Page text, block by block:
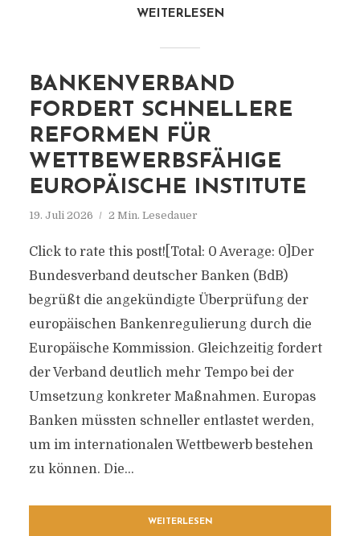
WEITERLESEN
BANKENVERBAND
FORDERT SCHNELLERE
REFORMEN FÜR
WETTBEWERBSFÄHIGE
EUROPÄISCHE INSTITUTE
19. Juli 2026 2 Min. Lesedauer
Click to rate this post![Total: 0 Average: 0]Der
Bundesverband deutscher Banken (BdB)
begrüßt die angekündigte Überprüfung der
europäischen Bankenregulierung durch die
Europäische Kommission. Gleichzeitig fordert
der Verband deutlich mehr Tempo bei der
Umsetzung konkreter Maßnahmen. Europas
Banken müssten schneller entlastet werden,
um im internationalen Wettbewerb bestehen
zu können. Die...
WEITERLESEN